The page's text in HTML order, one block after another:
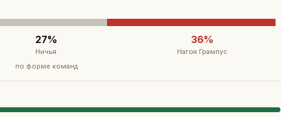
27%
Ничья
36%
Нагоя Грампус
по форме команд